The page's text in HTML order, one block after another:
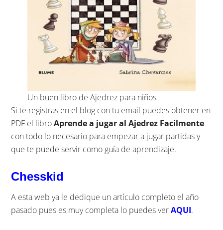
Un buen libro de Ajedrez para niños
Si te registras en el blog con tu email puedes obtener en
PDF el libroAprende a jugar al Ajedrez Facilmente
con todo lo necesario para empezar a jugar partidas y
que te puede servir como guía de aprendizaje.
Chesskid
A esta web ya le dedique un artículo completo el año
pasado pues es muy completa lo puedes verAQUI.